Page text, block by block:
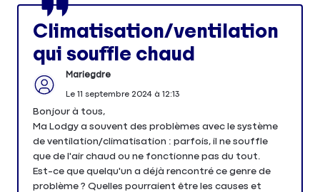
Climatisation/ventilation
qui souffle chaud
Mariegdre
Le 11 septembre 2024à 12:13
Bonjour à tous,
Ma Lodgy a souvent des problèmes avec le système
de ventilation/climatisation : parfois, il ne souffle
que de l'air chaud ou ne fonctionne pas du tout.
Est-ce que quelqu'un a déjà rencontré ce genre de
problème ? Quelles pourraient être les causes et